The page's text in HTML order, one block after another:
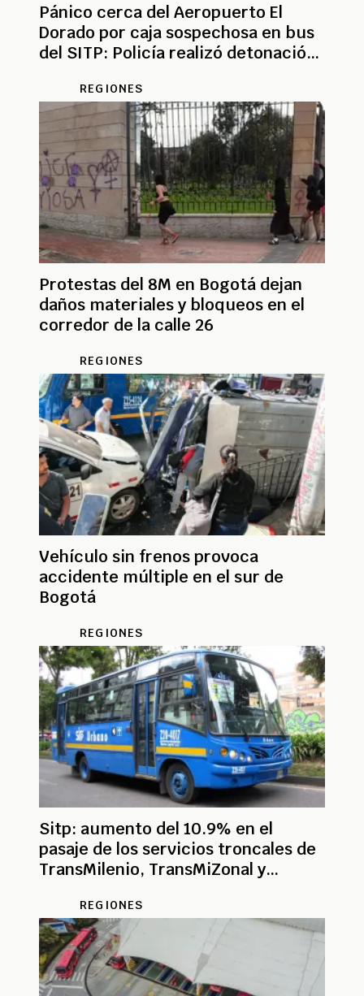
Pánico cerca del Aeropuerto El
Dorado por caja sospechosa en bus
del SITP: Policía realizó detonación
REGIONES
Protestas del 8M en Bogotá dejan
daños materiales y bloqueos en el
corredor de la calle 26
REGIONES
Vehículo sin frenos provoca
accidente múltiple en el sur de
Bogotá
REGIONES
Sitp: aumento del 10.9% en el
pasaje de los servicios troncales de
TransMilenio, TransMiZonal y
REGIONES